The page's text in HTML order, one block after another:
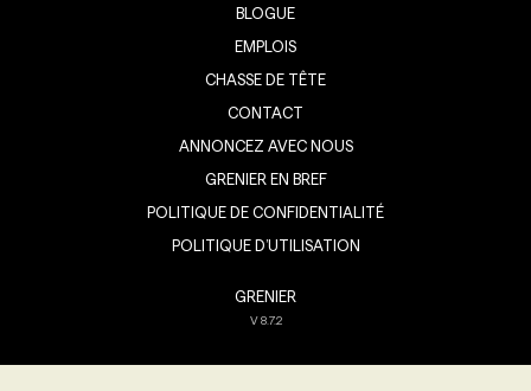
BLOGUE
EMPLOIS
CHASSE DE TÊTE
CONTACT
ANNONCEZ AVEC NOUS
GRENIER EN BREF
POLITIQUE DE CONFIDENTIALITÉ
POLITIQUE D’UTILISATION
GRENIER
V8.7.2